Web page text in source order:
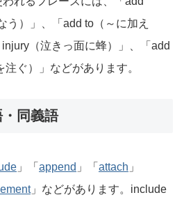
う）」、「add to（～に加え
（泣きっ面に蜂）」、「add
ぐ）」などがあります。
・同義語
」「 append 」「 attach 」
」などがあります。include